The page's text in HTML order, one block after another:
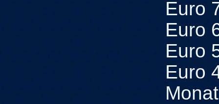
Euro
Euro
Euro
Euro